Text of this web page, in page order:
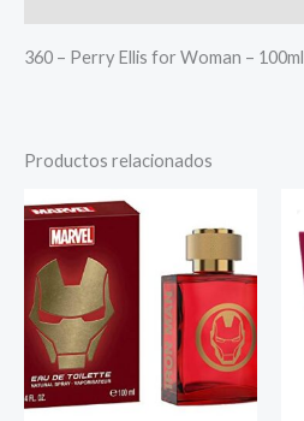
360 – Perry Ellis for Woman – 100ml
Productos relacionados